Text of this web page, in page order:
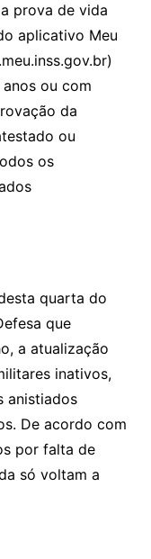
prova de vida
aplicativo Meu
ou com
da
ou
os
quarta do
que
a atualização
inativos,
anistiados
De acordo com
por falta de
só voltam a